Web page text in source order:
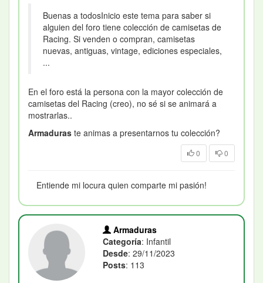
Buenas a todosInicio este tema para saber si
alguien del foro tiene colección de camisetas de
Racing. Si venden o compran, camisetas
nuevas, antiguas, vintage, ediciones especiales,
...
En el foro está la persona con la mayor colección de
camisetas del Racing (creo), no sé si se animará a
mostrarlas..
Armaduras te animas a presentarnos tu colección?
0 0
Entiende mi locura quien comparte mi pasión!
Armaduras
Categoría: Infantil
Desde: 29/11/2023
Posts: 113